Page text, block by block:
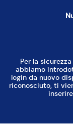
Per la
abbiamo
login da nuovo
riconosciuto, ti